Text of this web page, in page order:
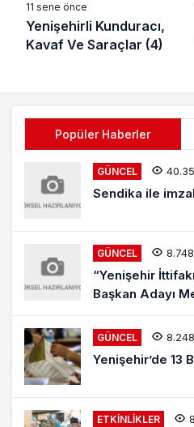
11 sene önce
Yenişehirli Kunduracı,
Kavaf Ve Saraçlar (4)
Popüler Haberler
GÜNCEL
Sendika ile
GÜNCEL 8.748
“Yenişehir
GÜNCEL 8.248
Yenişehir’de 13
ETKINLIKLER